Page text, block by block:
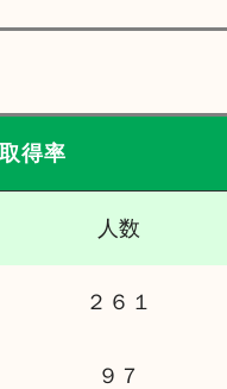
得率
人数
２６１
９７